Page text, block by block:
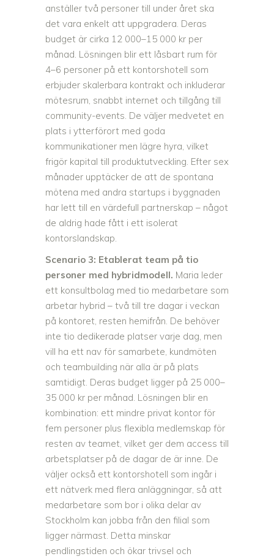
anställer två personer till under året ska
det vara enkelt att uppgradera. Deras
budget är cirka 12 000–15 000 kr per
månad. Lösningen blir ett låsbart rum för
4–6 personer på ett kontorshotell som
erbjuder skalerbara kontrakt och inkluderar
mötesrum, snabbt internet och tillgång till
community-events. De väljer medvetet en
plats i ytterförort med goda
kommunikationer men lägre hyra, vilket
frigör kapital till produktutveckling. Efter sex
månader upptäcker de att de spontana
mötena med andra startups i byggnaden
har lett till en värdefull partnerskap – något
de aldrig hade fått i ett isolerat
kontorslandskap.
Scenario 3: Etablerat team på tio
personer med hybridmodell. Maria leder
ett konsultbolag med tio medarbetare som
arbetar hybrid – två till tre dagar i veckan
på kontoret, resten hemifrån. De behöver
inte tio dedikerade platser varje dag, men
vill ha ett nav för samarbete, kundmöten
och teambuilding när alla är på plats
samtidigt. Deras budget ligger på 25 000–
35 000 kr per månad. Lösningen blir en
kombination: ett mindre privat kontor för
fem personer plus flexibla medlemskap för
resten av teamet, vilket ger dem access till
arbetsplatser på de dagar de är inne. De
väljer också ett kontorshotell som ingår i
ett nätverk med flera anläggningar, så att
medarbetare som bor i olika delar av
Stockholm kan jobba från den filial som
ligger närmast. Detta minskar
pendlingstiden och ökar trivsel och